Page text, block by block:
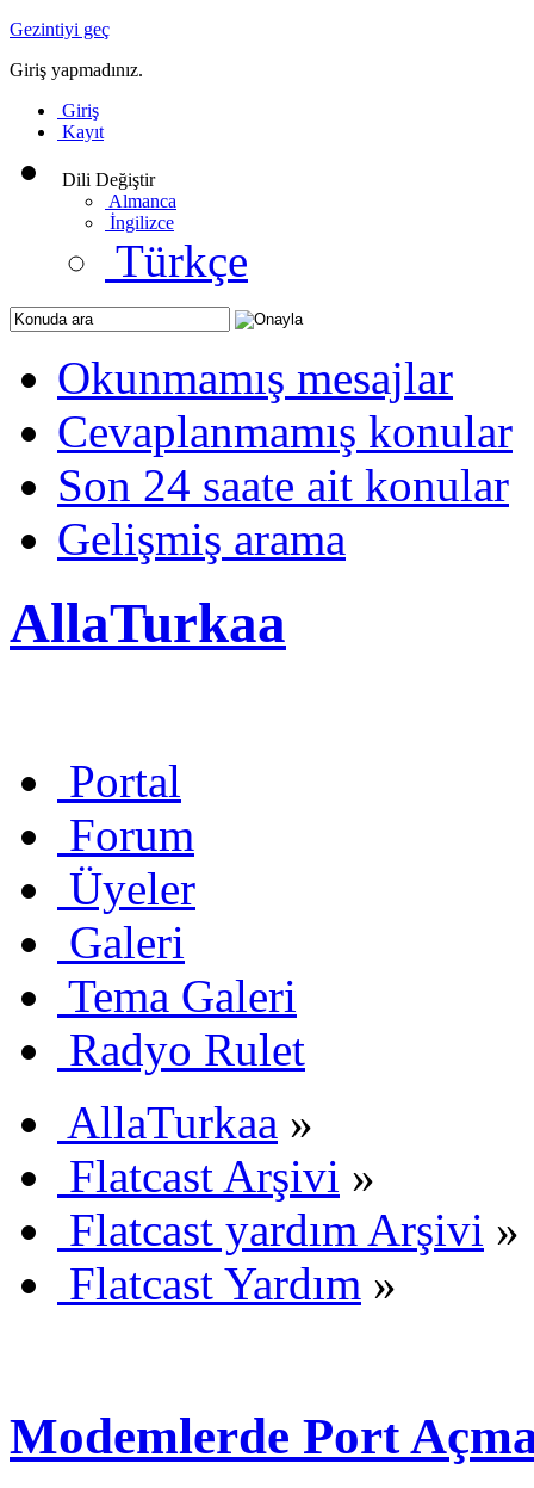
Gezintiyi geç
Giriş yapmadınız.
Giriş
Kayıt
Dili Değiştir
Almanca
İngilizce
Türkçe
Okunmamış mesajlar
Cevaplanmamış konular
Son 24 saate ait konular
Gelişmiş arama
AllaTurkaa
Portal
Forum
Üyeler
Galeri
Tema Galeri
Radyo Rulet
AllaTurkaa »
Flatcast Arşivi »
Flatcast yardım Arşivi »
Flatcast Yardım »
Modemlerde Port